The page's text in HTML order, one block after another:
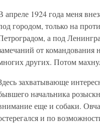
апреле 1924 года меня
городом, только на
а под
от командования
других. Потом
захватывающе
начальника
еще и собаки.
и по